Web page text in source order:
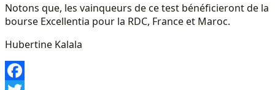
Notons que, les vainqueurs de ce test bénéficieront de la
bourse Excellentia pour la RDC, France et Maroc.
Hubertine Kalala